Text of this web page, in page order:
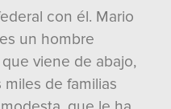
con él. Mario
un hombre
viene de abajo,
de familias